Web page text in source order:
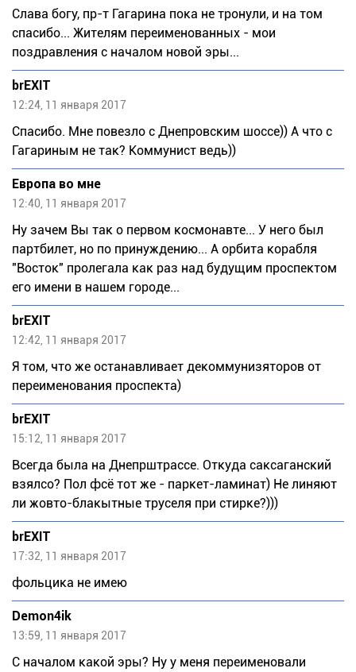
Слава богу, пр-т Гагарина пока не тронули, и на том
спасибо... Жителям переименованных - мои
поздравления с началом новой эры...
brEXIT
12:24, 11 января 2017
Спасибо. Мне повезло с Днепровским шоссе)) А что с
Гагариным не так? Коммунист ведь))
Европа во мне
12:40, 11 января 2017
Ну зачем Вы так о первом космонавте... У него был
партбилет, но по принуждению... А орбита корабля
"Восток" пролегала как раз над будущим проспектом
его имени в нашем городе...
brEXIT
12:42, 11 января 2017
Я том, что же останавливает декоммунизяторов от
переименования проспекта)
brEXIT
15:12, 11 января 2017
Всегда была на Днепрштрассе. Откуда саксаганский
взялсо? Пол фсё тот же - паркет-ламинат) Не линяют
ли жовто-блакытные труселя при стирке?)))
brEXIT
17:32, 11 января 2017
фольцика не имею
Demon4ik
13:59, 11 января 2017
С началом какой эры? Ну у меня переименовали